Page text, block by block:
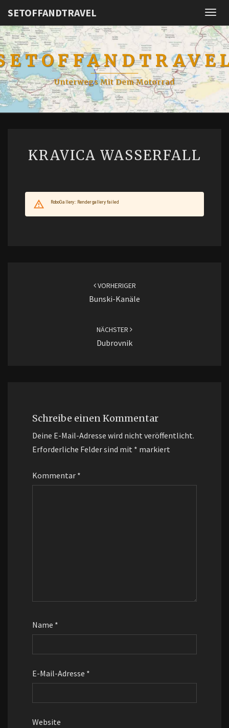
SETOFFANDTRAVEL
Unterwegs Mit Dem Motorrad
WASSERFALL
KRAVICA WASSERFALL
VORHERIGER
Bunski-Kanäle
NÄCHSTER
Dubrovnik
Schreibe einen Kommentar
Deine E-Mail-Adresse wird nicht veröffentlicht.
Erforderliche Felder sind mit * markiert
Kommentar *
Name *
E-Mail-Adresse *
Website